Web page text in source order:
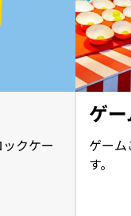
クケー
ゲ
ゲー
す。